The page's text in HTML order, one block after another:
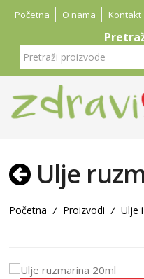
Početna O nama Kontakt
Ulje
Početna / Proizvodi / Ulje